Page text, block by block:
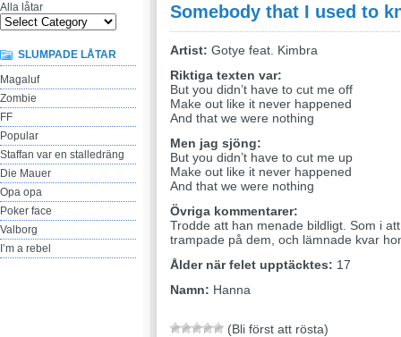
Alla låtar
SLUMPADE LÅTAR
Magaluf
Zombie
FF
Popular
Staffan var en stalledräng
Die Mauer
Opa opa
Poker face
Valborg
I’m a rebel
Somebody that I used to
Artist: Gotye feat. Kimbra
Riktiga texten var:
But you didn’t have to cut me off
Make out like it never happened
And that we were nothing
Men jag sjöng:
But you didn’t have to cut me up
Make out like it never happened
And that we were nothing
Övriga kommentarer:
Trodde att han menade bildligt. Som i
trampade på dem, och lämnade kvar
Ålder när felet upptäcktes: 17
Namn: Hanna
(Bli först att rösta)